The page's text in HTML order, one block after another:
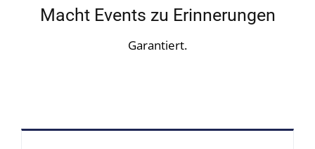
Macht Events zu Erinnerungen
Garantiert.